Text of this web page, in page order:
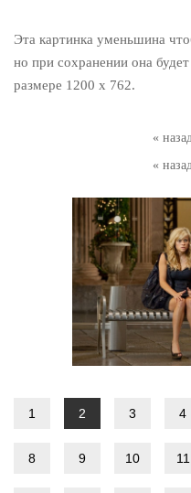
«
«
Эта картинка уменьшина
но при сохранении она
размере 1200 x 762.
1 2 3 4
8 9 10 11